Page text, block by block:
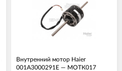
Внутренний мотор Haier
001A3000291E — МОТК017